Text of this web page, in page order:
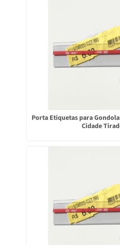
Porta Etiquetas para
Cidade